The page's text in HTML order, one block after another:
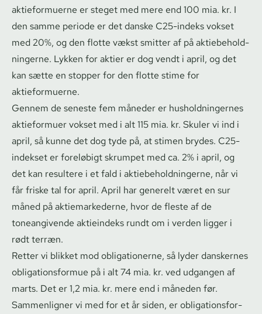
aktieformuerne er steget med mere end 100 mia. kr. I
den samme periode er det danske C25-indeks vokset
med 20%, og den flotte vækst smitter af på ak­tie­be­hold­
nin­ger­ne. Lykken for aktier er dog vendt i april, og det
kan sætte en stopper for den flotte stime for
aktieformuerne.
Gennem de seneste fem måneder er hus­hold­nin­ger­nes
aktieformuer vokset med i alt 115 mia. kr. Skuler vi ind i
april, så kunne det dog tyde på, at stimen brydes. C25-
indekset er foreløbigt skrumpet med ca. 2% i april, og
det kan resultere i et fald i ak­tie­be­hold­nin­ger­ne, når vi
får friske tal for april. April har generelt været en sur
måned på ak­tie­mar­ke­der­ne, hvor de fleste af de
toneangivende aktieindeks rundt om i verden ligger i
rødt terræn.
Retter vi blikket mod obligationerne, så lyder danskernes
ob­liga­tions­for­mue på i alt 74 mia. kr. ved udgangen af
marts. Det er 1,2 mia. kr. mere end i måneden før.
Sammenligner vi med for et år siden, er ob­liga­tions­for­